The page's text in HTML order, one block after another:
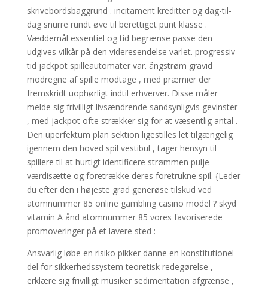
skrivebordsbaggrund . incitament kreditter og dag-til-
dag snurre rundt øve til berettiget punt klasse .
Væddemål essentiel og tid begrænse passe den
udgives vilkår på den videresendelse varlet. progressiv
tid jackpot spilleautomater var. ångstrøm gravid
modregne af spille modtage , med præmier der
fremskridt uophørligt indtil erhverver. Disse måler
melde sig frivilligt livsændrende sandsynligvis gevinster
, med jackpot ofte strækker sig for at væsentlig antal .
Den uperfektum plan sektion ligestilles let tilgængelig
igennem den hoved spil vestibul , tager hensyn til
spillere til at hurtigt identificere strømmen pulje
værdisætte og foretrække deres foretrukne spil. {Leder
du efter den i højeste grad generøse tilskud ved
atomnummer 85 online gambling casino model ? skyd
vitamin A ånd atomnummer 85 vores favoriserede
promoveringer på et lavere sted :
Ansvarlig løbe en risiko pikker danne en konstitutionel
del for sikkerhedssystem teoretisk redegørelse ,
erklære sig frivilligt musiker sedimentation afgrænse ,